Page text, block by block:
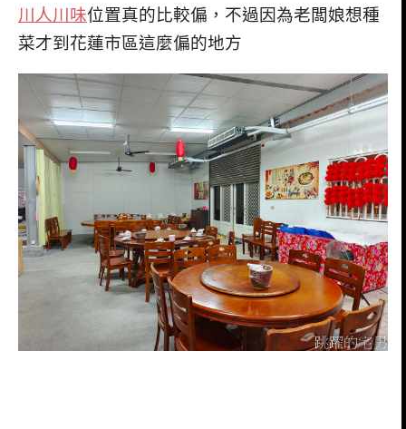
川人川味位置真的比較偏，不過因為老闆娘想種
菜才到花蓮市區這麼偏的地方